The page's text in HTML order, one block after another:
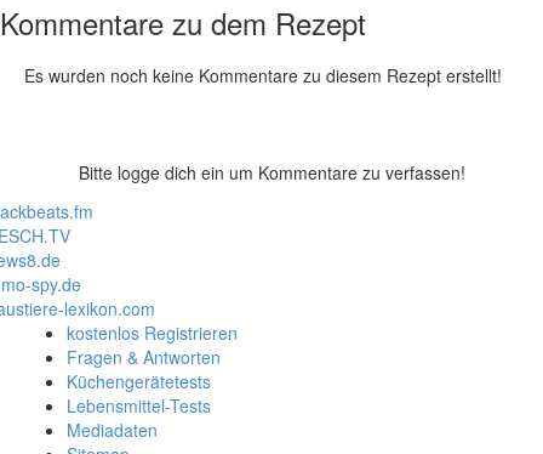
Kommentare zu dem Rezept
Es wurden noch keine Kommentare zu diesem Rezept erstellt!
Bitte logge dich ein um Kommentare zu verfassen!
spy.de
lexikon.com
kostenlos Registrieren
Fragen & Antworten
Küchengerätetests
Lebensmittel-Tests
Mediadaten